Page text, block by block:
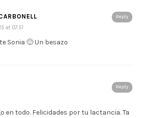
Reply
at 07:51
Sonia 🙂 Un besazo
Reply
en todo. Felicidades por tu lactancia. Ta